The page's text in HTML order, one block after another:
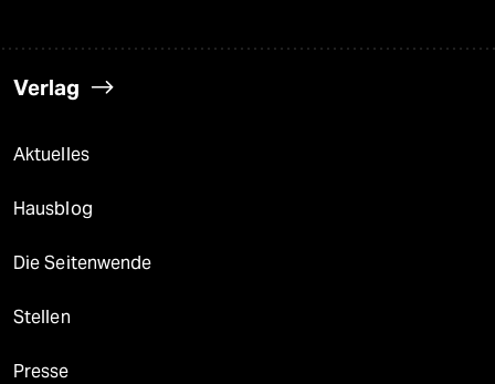
Verlag
Aktuelles
Hausblog
Die Seitenwende
Stellen
Presse